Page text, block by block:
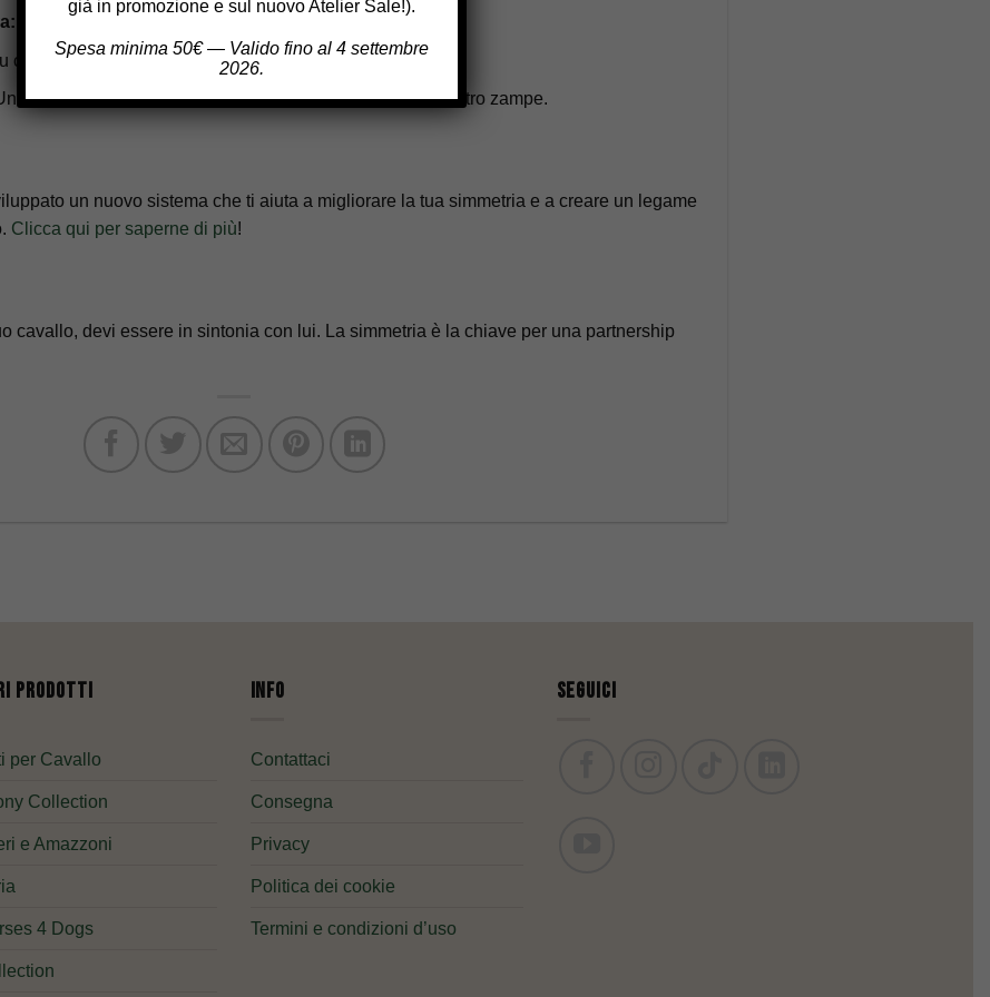
Se sei in equilibrio, il cavallo capisce subito cosa vuoi.
che il cavallo vi sentirete più a vostro agio.
buona simmetria protegge sia te che il tuo amico a quattro zampe.
un nuovo sistema che ti aiuta a migliorare la tua simmetria e a creare un legame
Clicca qui per saperne di più!
cavallo, devi essere in sintonia con lui. La simmetria è la chiave per una partnership
Prodotti
per Cavallo
Collection
e Amazzoni
4 Dogs
Info
Contattaci
Consegna
Privacy
Politica dei cookie
Termini e condizioni d’uso
Seguici
già in promozione e sul nuovo Atelier Sale!).
Spesa minima 50€ — Valido fino al 4 settembre
2026.